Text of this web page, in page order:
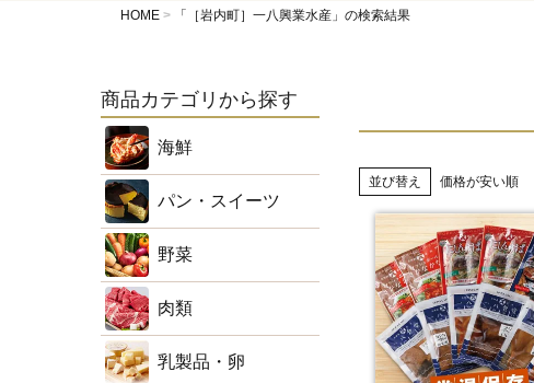
HOME 「［岩内町］一八興業水産」の検索結果
商品カテゴリから探す
海鮮
パン・スイーツ
野菜
肉類
乳製品・卵
並び替え 価格が安い順